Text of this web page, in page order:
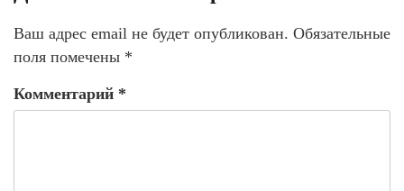
Ваш адрес email не будет опубликован. Обязательные
поля помечены *
Комментарий *